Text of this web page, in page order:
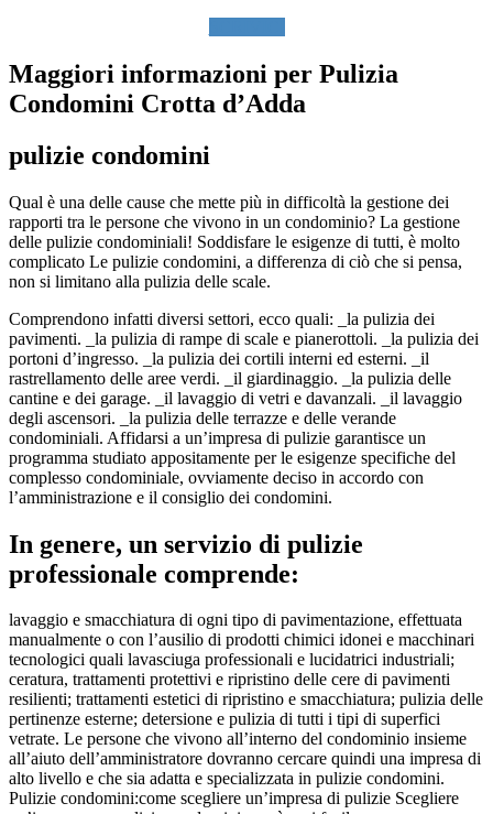
Maggiori informazioni per Pulizia
Condomini Crotta d’Adda
pulizie condomini
Qual è una delle cause che mette più in difficoltà la gestione dei
rapporti tra le persone che vivono in un condominio? La gestione
delle pulizie condominiali! Soddisfare le esigenze di tutti, è molto
complicato Le pulizie condomini, a differenza di ciò che si pensa,
non si limitano alla pulizia delle scale.
Comprendono infatti diversi settori, ecco quali: _la pulizia dei
pavimenti. _la pulizia di rampe di scale e pianerottoli. _la pulizia dei
portoni d’ingresso. _la pulizia dei cortili interni ed esterni. _il
rastrellamento delle aree verdi. _il giardinaggio. _la pulizia delle
cantine e dei garage. _il lavaggio di vetri e davanzali. _il lavaggio
degli ascensori. _la pulizia delle terrazze e delle verande
condominiali. Affidarsi a un’impresa di pulizie garantisce un
programma studiato appositamente per le esigenze specifiche del
complesso condominiale, ovviamente deciso in accordo con
l’amministrazione e il consiglio dei condomini.
In genere, un servizio di pulizie
professionale comprende:
lavaggio e smacchiatura di ogni tipo di pavimentazione, effettuata
manualmente o con l’ausilio di prodotti chimici idonei e macchinari
tecnologici quali lavasciuga professionali e lucidatrici industriali;
ceratura, trattamenti protettivi e ripristino delle cere di pavimenti
resilienti; trattamenti estetici di ripristino e smacchiatura; pulizia delle
pertinenze esterne; detersione e pulizia di tutti i tipi di superfici
vetrate. Le persone che vivono all’interno del condominio insieme
all’aiuto dell’amministratore dovranno cercare quindi una impresa di
alto livello e che sia adatta e specializzata in pulizie condomini.
Pulizie condomini:come scegliere un’impresa di pulizie Scegliere